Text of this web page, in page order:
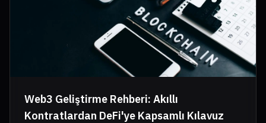
Web3 Geliştirme Rehberi: Akıllı
Kontratlardan DeFi'ye Kapsamlı Kılavuz